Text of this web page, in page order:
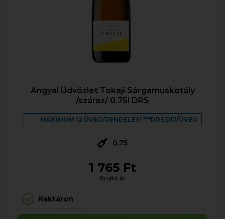
Angyal Üdvözlet Tokaji Sárgamuskotály
/száraz/ 0.75l DRS
MAXIMUM 12 ÜVEG/RENDELÉS! ***DRS DÍJ/ÜVEG
0,75
1 765 Ft
Bruttó ár
Raktáron